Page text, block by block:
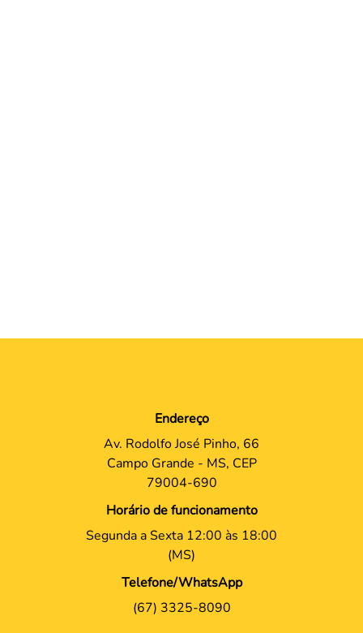
Endereço
Av. Rodolfo José Pinho, 66
Campo Grande - MS, CEP
79004-690
Horário de funcionamento
Segunda a Sexta 12:00 às 18:00
(MS)
Telefone/WhatsApp
(67) 3325-8090